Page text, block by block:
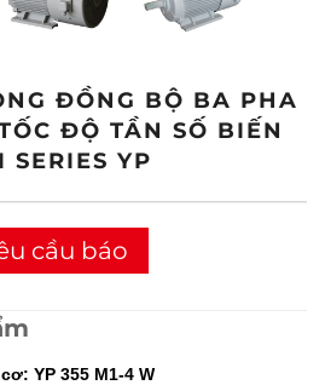
ĐỒNG BỘ BA PHA
ĐỘ TẦN SỐ BIẾN
SERIES YP
cầu báo
YP 355 M1-4 W